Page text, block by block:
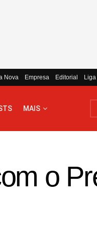
Nova Empresa Editorial
MAIS
o